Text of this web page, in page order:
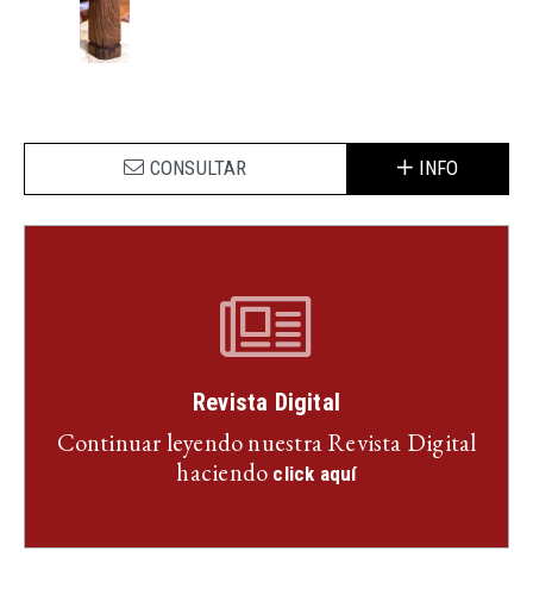
CONSULTAR INFO
Revista Digital
Continuar leyendo nuestra Revista Digital
haciendo click aquí